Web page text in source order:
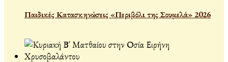
Παιδικές Κατασκηνώσεις «Περιβόλι της Σουμελά» 2026